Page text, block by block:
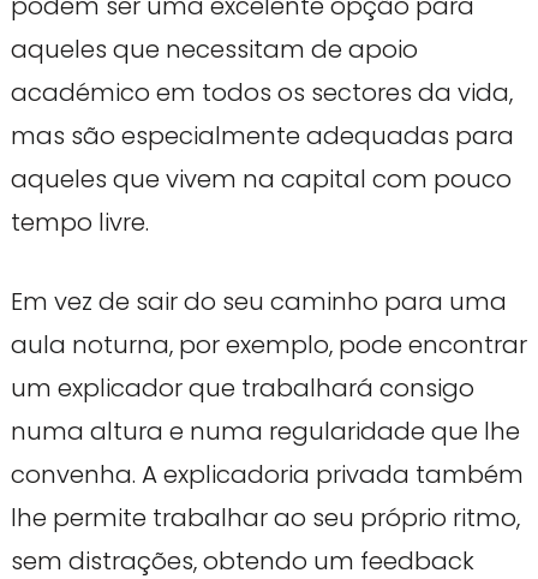
aqueles que necessitam de apoio
académico em todos os sectores da vida,
mas são especialmente adequadas para
aqueles que vivem na capital com pouco
tempo livre.
Em vez de sair do seu caminho para uma
aula noturna, por exemplo, pode encontrar
um explicador que trabalhará consigo
numa altura e numa regularidade que lhe
convenha. A explicadoria privada também
lhe permite trabalhar ao seu próprio ritmo,
sem distrações, obtendo um feedback